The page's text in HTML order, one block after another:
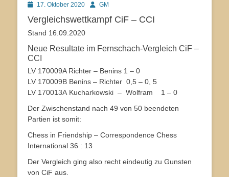
Veröffentlicht
17. Oktober 2020 AutorGM
Vergleichswettkampf CiF – CCI
Stand 16.09.2020
Neue Resultate im Fernschach-Vergleich CiF –
CCI
LV 170009A Richter – Benins 1 – 0
LV 170009B Benins – Richter 0,5 – 0, 5
LV 170013A Kucharkowski – Wolfram 1 – 0
Der Zwischenstand nach 49 von 50 beendeten
Partien ist somit:
Chess in Friendship – Correspondence Chess
International 36 : 13
Der Vergleich ging also recht eindeutig zu Gunsten
von CiF aus.